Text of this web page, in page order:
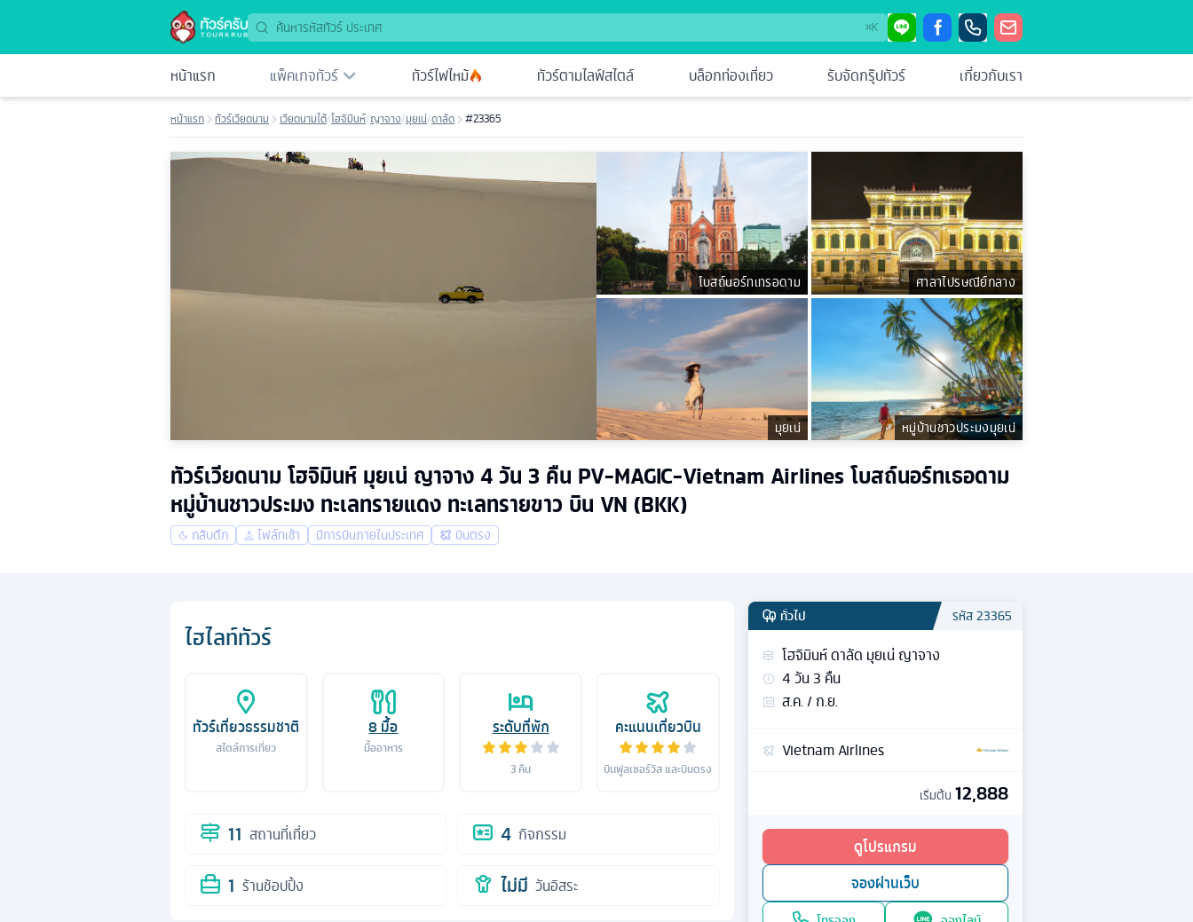
⌘K
หน้าแรก แพ็คเกจทัวร์ ทัวร์ไฟไหม้ ทัวร์ตามไลฟ์สไตล์ บล็อกท่องเที่ยว รับจัดกรุ๊ปทัวร์ เกี่ยวกับเรา
หน้าแรก ทัวร์เวียดนาม เวียดนามใต้/โฮจิมินห์/ญาจาง/มุยเน่/ดาลัด #23365
โบสถ์นอร์ทเทรอดาม ศาลาไปรษณีย์กลาง
มุยเน่ หมู่บ้านชาวประมงมุยเน่
ทัวร์เวียดนาม โฮจิมินห์ มุยเน่ ญาจาง 4 วัน 3 คืน PV-MAGIC-Vietnam Airlines โบสถ์นอร์ทเธอดาม
หมู่บ้านชาวประมง ทะเลทรายแดง ทะเลทรายขาว บิน VN (BKK)
กลับดึก ไฟล์ทเช้า มีการบินภายในประเทศ บินตรง
ไฮไลท์ทัวร์
ทัวร์เที่ยวธรรมชาติ
สไตล์การเที่ยว
8มื้อ
มื้ออาหาร
ระดับที่พัก
3 คืน
คะแนนเที่ยวบิน
บินฟูลเซอร์วิส และบินตรง
11 สถานที่เที่ยว 4 กิจกรรม
1 ร้านช้อปปิ้ง ไม่มี วันอิสระ
ทั่วไป รหัส23365
โฮจิมินห์ ดาลัด มุยเน่ ญาจาง
4วัน3 คืน
ส.ค. / ก.ย.
Vietnam Airlines
เริ่มต้น 12,888
ดูโปรแกรม
จองผ่านเว็บ